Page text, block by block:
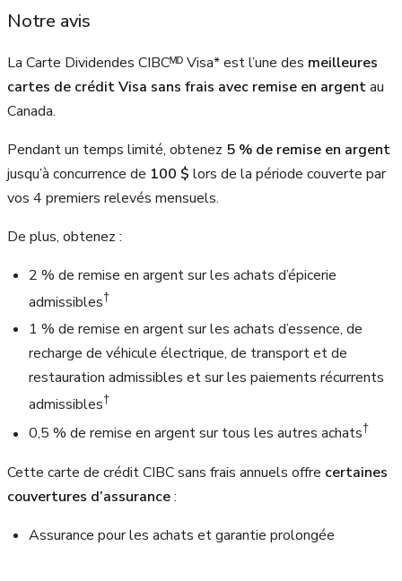
Notre avis
La Carte Dividendes CIBCᴹᴰ Visa* est l’une des meilleures
cartes de crédit Visa sans frais avec remise en argentau
Canada.
Pendant un temps limité, obtenez 5 % de remise en argent
jusqu’à concurrence de 100 $ lors de la période couverte par
vos 4 premiers relevés mensuels.
De plus, obtenez :
2 % de remise en argent sur les achats d’épicerie
admissibles†
1 % de remise en argent sur les achats d’essence, de
recharge de véhicule électrique, de transport et de
restauration admissibles et sur les paiements récurrents
admissibles†
0,5 % de remise en argent sur tous les autres achats†
Cette carte de crédit CIBC sans frais annuels offre certaines
couvertures d’assurance:
Assurance pour les achats et garantie prolongée